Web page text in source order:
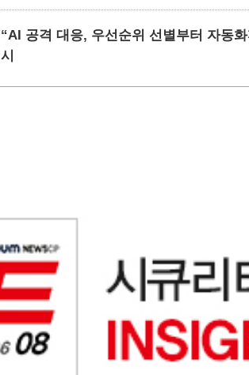
“AI 공격 대응, 우선순위 선별부터 자동
시